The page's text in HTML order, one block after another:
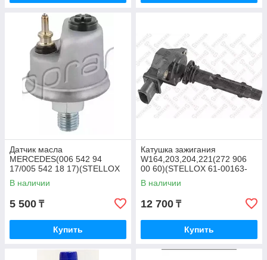
Датчик масла
MERCEDES(006 542 94
17/005 542 18 17)(STELLOX
06-08018-SX)
В наличии
5 500 ₸
Купить
Катушка зажигания
W164,203,204,221(272 906
00 60)(STELLOX 61-00163-
SX)
В наличии
12 700 ₸
Купить